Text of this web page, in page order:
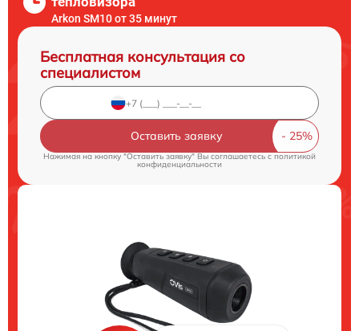
Arkon SM10 от 35 минут
Бесплатная консультация со
специалистом
Оставить заявку
Нажимая на кнопку "Оставить заявку" Вы соглашаетесь c политикой
конфиденциальности